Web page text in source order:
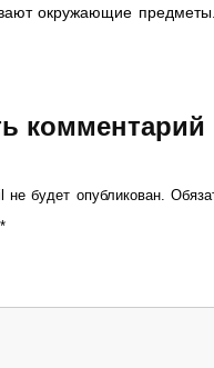
окружающие предметы.
комментарий
будет опубликован.
*